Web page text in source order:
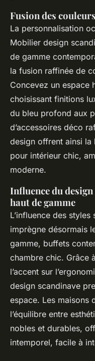
Fusion des
La personnalisation
Mobilier design
de gamme
la fusion raffinée de
Concevez un espace
choisissant finitions
du bleu profond aux
d’accessoires déco
design offrent ainsi la
pour intérieur chic,
moderne.
Influence du
haut de gamme
L’influence des
imprègne désormais
gamme, buffets
chambre chic. Grâce
l’accent sur
design scandinave
espace. Les maisons
l’équilibre entre
nobles et durables,
intemporel, facile à